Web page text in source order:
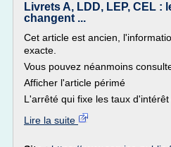
Livrets A, LDD, LEP, CEL :
changent ...
Cet article est ancien,
exacte.
Vous pouvez néanmoins
Afficher l'article périmé
L'arrêté qui fixe les taux d'intérêt
Lire la suite